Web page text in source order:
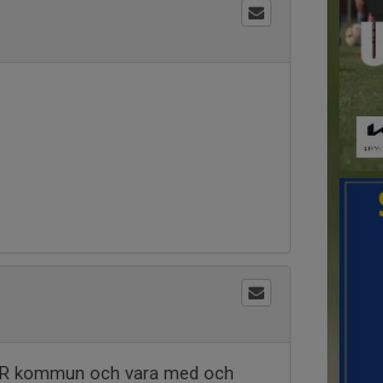
kommun och vara med och